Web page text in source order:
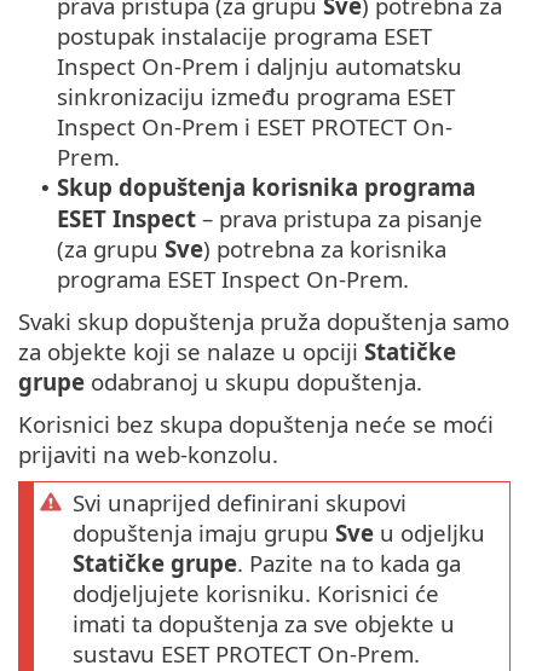
postupak instalacije programa ESET
Inspect On-Prem i daljnju automatsku
sinkronizaciju između programa ESET
Inspect On-Prem i ESET PROTECT On-
Prem.
• Skup dopuštenja korisnika programa
ESET Inspect – prava pristupa za pisanje
(za grupu Sve) potrebna za korisnika
programa ESET Inspect On-Prem.
Svaki skup dopuštenja pruža dopuštenja samo
za objekte koji se nalaze u opciji Statičke
grupe odabranoj u skupu dopuštenja.
Korisnici bez skupa dopuštenja neće se moći
prijaviti na web-konzolu.
Svi unaprijed definirani skupovi
dopuštenja imaju grupu Sve u odjeljku
Statičke grupe. Pazite na to kada ga
dodjeljujete korisniku. Korisnici će
imati ta dopuštenja za sve objekte u
sustavu ESET PROTECT On-Prem.